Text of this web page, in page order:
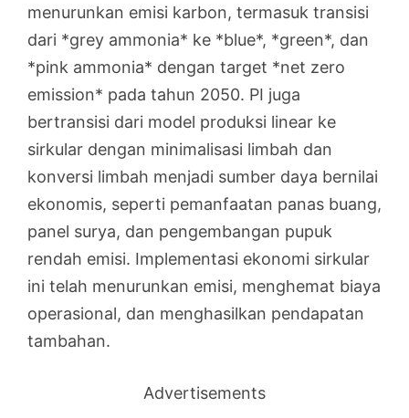
menurunkan emisi karbon, termasuk transisi
dari *grey ammonia* ke *blue*, *green*, dan
*pink ammonia* dengan target *net zero
emission* pada tahun 2050. PI juga
bertransisi dari model produksi linear ke
sirkular dengan minimalisasi limbah dan
konversi limbah menjadi sumber daya bernilai
ekonomis, seperti pemanfaatan panas buang,
panel surya, dan pengembangan pupuk
rendah emisi. Implementasi ekonomi sirkular
ini telah menurunkan emisi, menghemat biaya
operasional, dan menghasilkan pendapatan
tambahan.
Advertisements